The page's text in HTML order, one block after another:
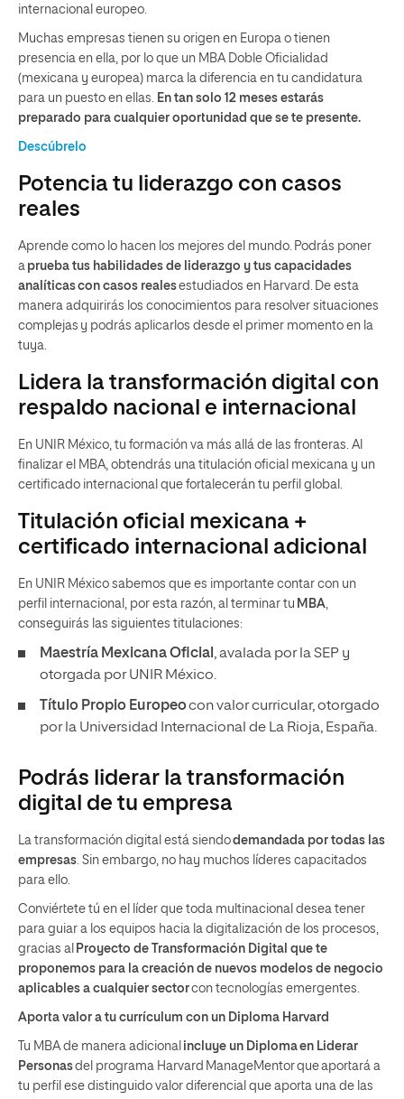
internacional europeo.
Muchas empresas tienen su origen en Europa o tienen
presencia en ella, por lo que un MBA Doble Oficialidad
(mexicana y europea) marca la diferencia en tu candidatura
para un puesto en ellas. En tan solo 12 meses estarás
preparado para cualquier oportunidad que se te presente.
Descúbrelo
Potencia tu liderazgo con casos
reales
Aprende como lo hacen los mejores del mundo. Podrás poner
a prueba tus habilidades de liderazgo y tus capacidades
analíticas con casos realesestudiados en Harvard. De esta
manera adquirirás los conocimientos para resolver situaciones
complejas y podrás aplicarlos desde el primer momento en la
tuya.
Lidera la transformación digital con
respaldo nacional e internacional
En UNIR México, tu formación va más allá de las fronteras. Al
finalizar el MBA, obtendrás una titulación oficial mexicana y un
certificado internacional que fortalecerán tu perfil global.
Titulación oficial mexicana +
certificado internacional adicional
En UNIR México sabemos que es importante contar con un
perfil internacional, por esta razón, al terminar tu MBA,
conseguirás las siguientes titulaciones:
Maestría Mexicana Oficial , avalada por la SEP y
otorgada por UNIR México.
Título Propio Europeocon valor curricular, otorgado
por la Universidad Internacional de La Rioja, España.
Podrás liderar la transformación
digital de tu empresa
La transformación digital está siendodemandada por todas las
empresas. Sin embargo, no hay muchos líderes capacitados
para ello.
Conviértete tú en el líder que toda multinacional desea tener
para guiar a los equipos hacia la digitalización de los procesos,
gracias al Proyecto de Transformación Digital que te
proponemos para la creación de nuevos modelos de negocio
aplicables a cualquier sectorcon tecnologías emergentes.
Aporta valor a tu currículum con un Diploma Harvard
Tu MBA de manera adicional incluye un Diploma en Liderar
Personasdel programa Harvard ManageMentor que aportará a
tu perfil ese distinguido valor diferencial que aporta una de las